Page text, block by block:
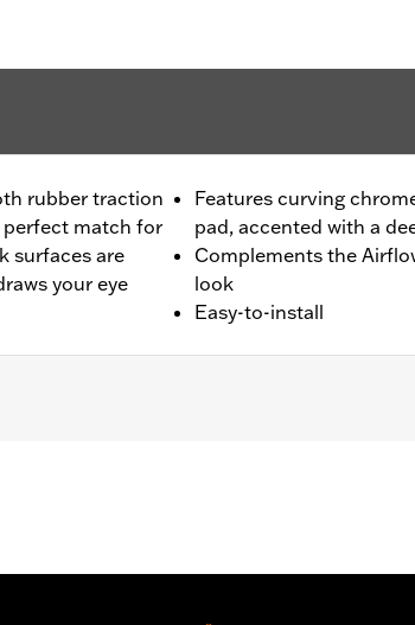
rubber traction
perfect match for
surfaces are
your eye
Features curving
pad, accented with a
Complements the
look
Easy-to-install